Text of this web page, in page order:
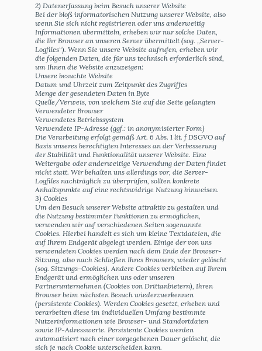
2) Datenerfassung beim Besuch unserer Website
Bei der bloß informatorischen Nutzung unserer Website, also
wenn Sie sich nicht registrieren oder uns anderweitig
Informationen übermitteln, erheben wir nur solche Daten,
die Ihr Browser an unseren Server übermittelt (sog. „Server-
Logfiles“). Wenn Sie unsere Website aufrufen, erheben wir
die folgenden Daten, die für uns technisch erforderlich sind,
um Ihnen die Website anzuzeigen:
Unsere besuchte Website
Datum und Uhrzeit zum Zeitpunkt des Zugriffes
Menge der gesendeten Daten in Byte
Quelle/Verweis, von welchem Sie auf die Seite gelangten
Verwendeter Browser
Verwendetes Betriebssystem
Verwendete IP-Adresse (ggf.: in anonymisierter Form)
Die Verarbeitung erfolgt gemäß Art. 6 Abs. 1 lit. f DSGVO auf
Basis unseres berechtigten Interesses an der Verbesserung
der Stabilität und Funktionalität unserer Website. Eine
Weitergabe oder anderweitige Verwendung der Daten findet
nicht statt. Wir behalten uns allerdings vor, die Server-
Logfiles nachträglich zu überprüfen, sollten konkrete
Anhaltspunkte auf eine rechtswidrige Nutzung hinweisen.
3) Cookies
Um den Besuch unserer Website attraktiv zu gestalten und
die Nutzung bestimmter Funktionen zu ermöglichen,
verwenden wir auf verschiedenen Seiten sogenannte
Cookies. Hierbei handelt es sich um kleine Textdateien, die
auf Ihrem Endgerät abgelegt werden. Einige der von uns
verwendeten Cookies werden nach dem Ende der Browser-
Sitzung, also nach Schließen Ihres Browsers, wieder gelöscht
(sog. Sitzungs-Cookies). Andere Cookies verbleiben auf Ihrem
Endgerät und ermöglichen uns oder unseren
Partnerunternehmen (Cookies von Drittanbietern), Ihren
Browser beim nächsten Besuch wiederzuerkennen
(persistente Cookies). Werden Cookies gesetzt, erheben und
verarbeiten diese im individuellen Umfang bestimmte
Nutzerinformationen wie Browser- und Standortdaten
sowie IP-Adresswerte. Persistente Cookies werden
automatisiert nach einer vorgegebenen Dauer gelöscht, die
sich je nach Cookie unterscheiden kann.